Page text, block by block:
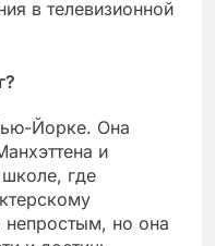
в телевизионной
Йорке. Она
и
школе, где
непростым, но она